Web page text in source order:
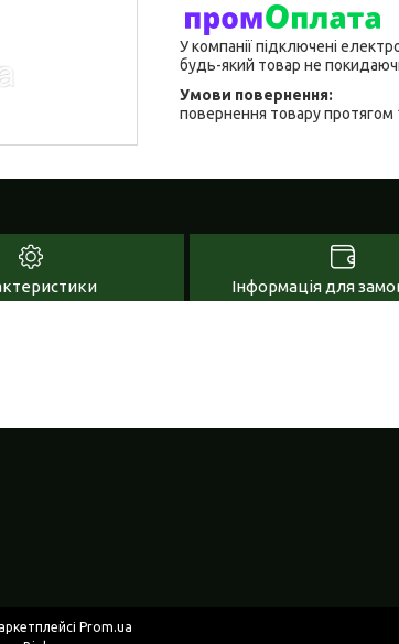
У компанії підключені
будь-який товар не
повернення товару протягом
Інформація для
Prom.ua